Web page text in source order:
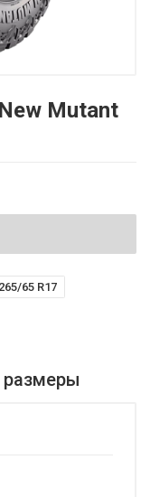
Mutant
265/65 R17
размеры